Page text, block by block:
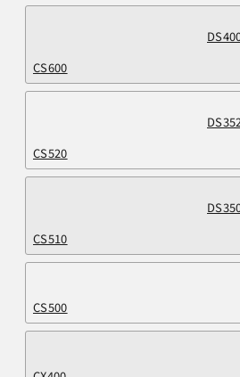
CS600
DS352
CS520
CS510
CS500